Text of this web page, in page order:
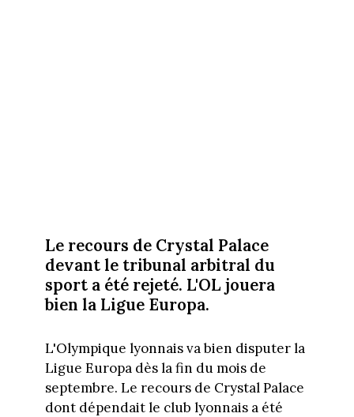
Le recours de Crystal Palace
devant le tribunal arbitral du
sport a été rejeté. L'OL jouera
bien la Ligue Europa.
L'Olympique lyonnais va bien disputer la
Ligue Europa dès la fin du mois de
septembre. Le recours de Crystal Palace
dont dépendait le club lyonnais a été